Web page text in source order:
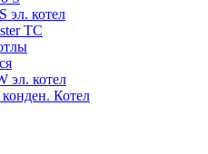
эл. котел
TC
эл. котел
конден. Котел